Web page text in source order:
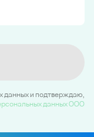
данных и подтверждаю,
данных ООО